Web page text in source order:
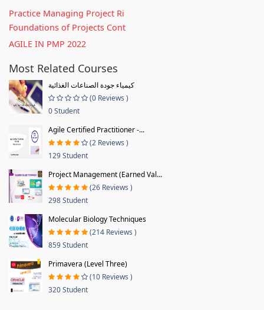
Practice Managing Project Ri
Foundations of Projects Cont
AGILE IN PMP 2022
Most Related Courses
كيمياء جودة الصناعات الغذائية
(0 Reviews )
0 Student
Agile Certified Practitioner -...
(2 Reviews )
129 Student
Project Management (Earned Val...
(26 Reviews )
298 Student
Molecular Biology Techniques
(214 Reviews )
859 Student
Primavera (Level Three)
(10 Reviews )
320 Student